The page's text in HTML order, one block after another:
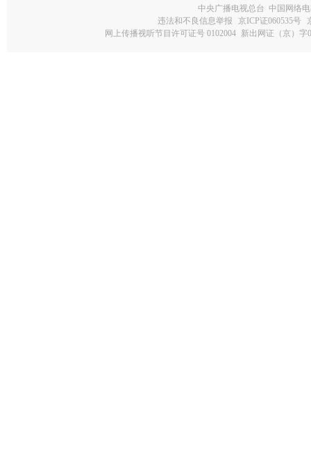
中央广播电视总台 中国网络
违法和不良信息举报
京ICP证060535号
网上传播视听节目许可证号 0102004 新出网证（京）